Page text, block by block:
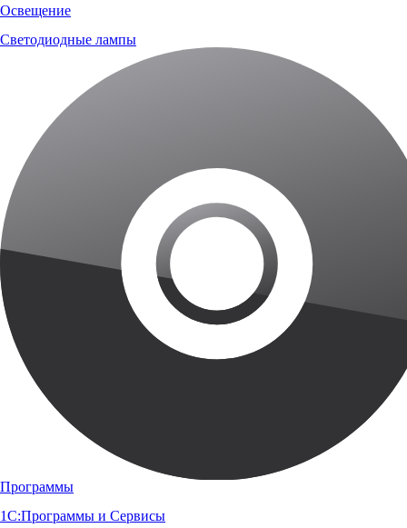
Освещение
Светодиодные лампы
Программы
1С:Программы и Сервисы